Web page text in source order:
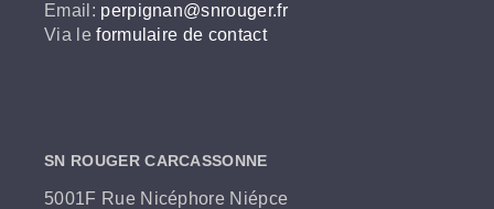
Email: perpignan@snrouger.fr
Via leformulaire de contact
SN ROUGER CARCASSONNE
5001F Rue Nicéphore Niépce